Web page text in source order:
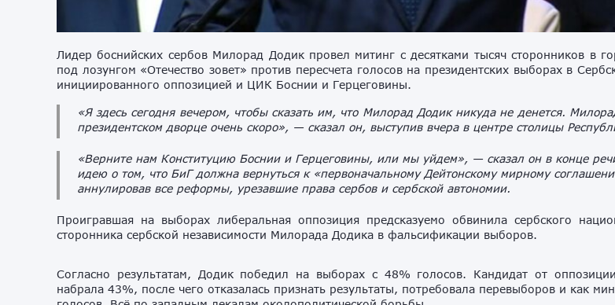
Лидер боснийских сербов Милорад Додик провел митинг с десятками тысяч сторонников в
под лозунгом «Отечество зовет» против пересчета голосов на президентских выборах в
инициированного оппозицией и ЦИК Боснии и Герцеговины.
«Я здесь сегодня вечером, чтобы сказать им, что Милорад Додик никуда не денется.
президентском дворце очень скоро», — сказал он, выступив вчера в центре столицы
«Верните нам Конституцию Боснии и Герцеговины, или мы уйдем», — сказал он в конце
идею о том, что БиГ должна вернуться к «первоначальному Дейтонскому мирному
аннулировав все реформы, урезавшие права сербов и сербской автономии.
Проигравшая на выборах либеральная оппозиция предсказуемо обвинила сербского
сторонника сербской независимости Милорада Додика в фальсификации выборов.
Согласно результатам, Додик победил на выборах с 48% голосов. Кандидат от
набрала 43%, после чего отказалась признать результаты, потребовала перевыборов и как